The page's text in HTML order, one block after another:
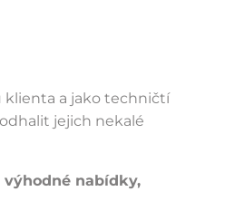
a jako techničtí
jejich nekalé
výhodné nabídky,